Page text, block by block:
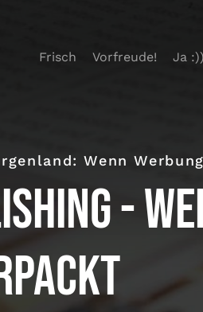
Frisch Vorfreude! Ja :))
Wenn
-